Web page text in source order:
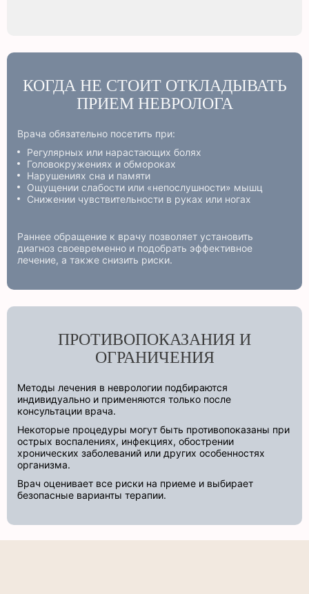
КОГДА НЕ СТОИТ ОТКЛАДЫВАТЬ
ПРИЕМ НЕВРОЛОГА
Врача обязательно посетить при:
Регулярных или нарастающих болях
Головокружениях и обмороках
Нарушениях сна и памяти
Ощущении слабости или «непослушности» мышц
Снижении чувствительности в руках или ногах
Раннее обращение к врачу позволяет установить
диагноз своевременно и подобрать эффективное
лечение, а также снизить риски.
ПРОТИВОПОКАЗАНИЯ И
ОГРАНИЧЕНИЯ
Методы лечения в неврологии подбираются
индивидуально и применяются только после
консультации врача.
Некоторые процедуры могут быть противопоказаны при
острых воспалениях, инфекциях, обострении
хронических заболеваний или других особенностях
организма.
Врач оценивает все риски на приеме и выбирает
безопасные варианты терапии.